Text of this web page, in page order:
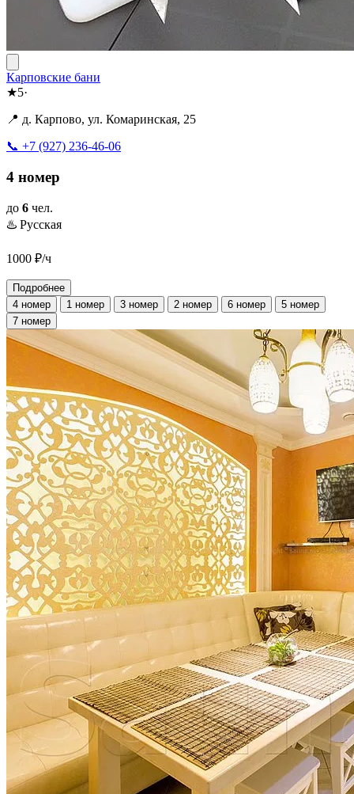
Карповские бани
★5·
📍 д. Карпово, ул. Комаринская, 25
📞 +7 (927) 236-46-06
4 номер
до 6 чел.
♨️ Русская
1000 ₽/ч
Подробнее
4 номер
1 номер 3 номер 2 номер 6 номер
5 номер
7 номер